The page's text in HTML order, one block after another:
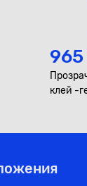
клей -